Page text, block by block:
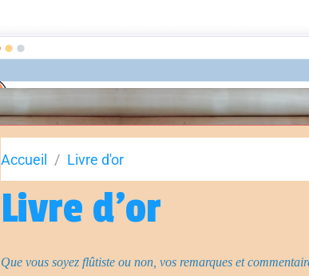
Qui suis-je ? Modèles Tarifs Flûtes à
Accueil Livre d'or
Livre d'or
Que vous soyez flûtiste ou non, vos remarques et